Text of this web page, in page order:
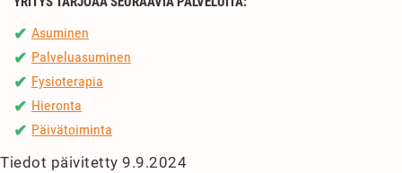
✔ Asuminen
✔ Palveluasuminen
✔ Fysioterapia
✔ Hieronta
✔ Päivätoiminta
Tiedot päivitetty 9.9.2024